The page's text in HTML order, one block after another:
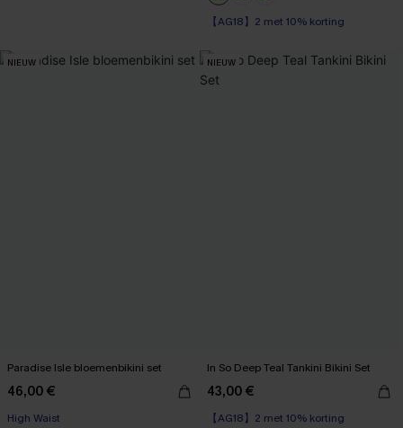
Corrigerend badpak
NIEUW
Paradise Isle bloemenbikini set
46,00 €
High Waist
NIEUW
In So Deep Teal Tankini Bikini Set
43,00 €
【AG18】2 met 10% korting
High Waist